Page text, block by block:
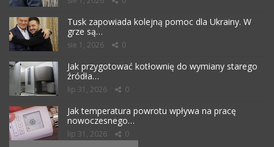
Tusk zapowiada kolejną pomoc dla Ukrainy. W
grze są…
sie 1, 2026 0
Jak przygotować kotłownię do wymiany starego
źródła…
lip 31, 2026 0
Jak temperatura powrotu wpływa na pracę
nowoczesnego…
lip 31, 2026 0